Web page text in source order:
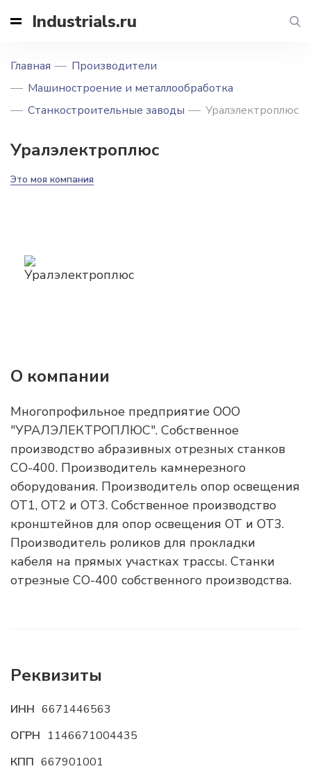
Industrials.ru
Главная
Производители
Машиностроение и металлообработка
Станкостроительные заводы
Уралэлектроплюс
Уралэлектроплюс
Это моя компания
О компании
Многопрофильное предприятие ООО
"УРАЛЭЛЕКТРОПЛЮС". Собственное
производство абразивных отрезных станков
СО-400. Производитель камнерезного
оборудования. Производитель опор освещения
ОТ1, ОТ2 и ОТ3. Собственное производство
кронштейнов для опор освещения ОТ и ОТ3.
Производитель роликов для прокладки
кабеля на прямых участках трассы. Станки
отрезные СО-400 собственного производства.
Реквизиты
ИНН 6671446563
ОГРН 1146671004435
КПП 667901001